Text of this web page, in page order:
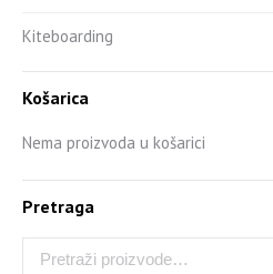
Kiteboarding
Košarica
Nema proizvoda u košarici
Pretraga